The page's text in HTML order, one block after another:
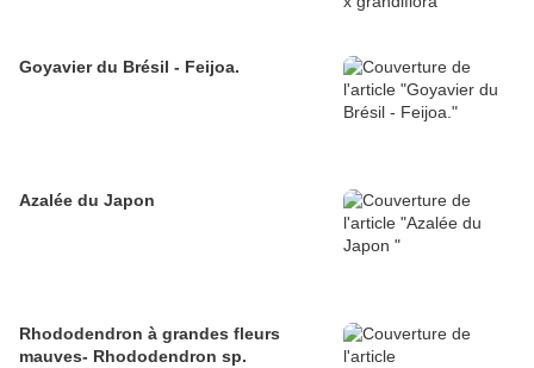
Goyavier du Brésil - Feijoa.
Azalée du Japon
Rhododendron à grandes fleurs
mauves- Rhododendron sp.